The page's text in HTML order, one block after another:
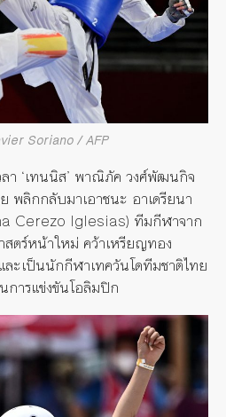
Soriano / AFP
า ‘เทนนิส’ พาณิภัค วงศ์พัฒนกิจ
พลิกกลับมาเอาชนะ อาเดรียนา
Cerezo Iglesias) ทีมกีฬาจาก
สตร์หน้าใหม่ คว้าเหรียญทอง
ะเป็นนักกีฬาเทควันโดทีมชาติไทย
การแข่งขันโอลิมปิก